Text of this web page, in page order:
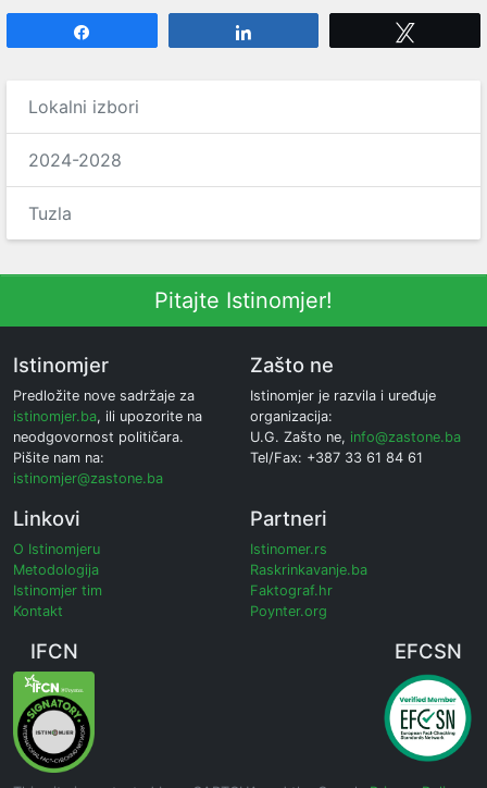
Lokalni izbori
2024-2028
Tuzla
Pitajte Istinomjer!
Istinomjer
Predložite nove sadržaje za
istinomjer.ba, ili upozorite na
neodgovornost političara.
Pišite nam na:
istinomjer@zastone.ba
Zašto ne
Istinomjer je razvila i uređuje
organizacija:
U.G. Zašto ne, info@zastone.ba
Tel/Fax: +387 33 61 84 61
Linkovi
O Istinomjeru
Metodologija
Istinomjer tim
Kontakt
Partneri
Istinomer.rs
Raskrinkavanje.ba
Faktograf.hr
Poynter.org
IFCN EFCSN